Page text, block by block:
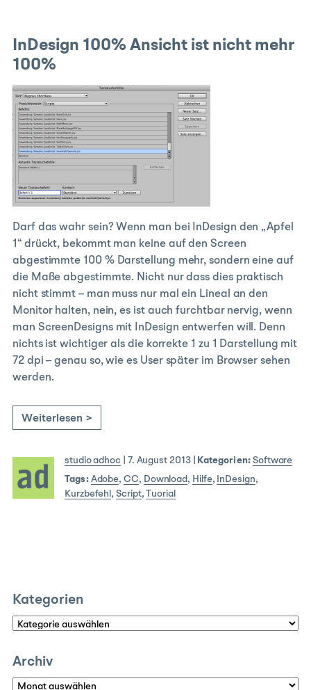
InDesign 100% Ansicht ist nicht mehr
100%
Darf das wahr sein? Wenn man bei InDesign den „Apfel
1“ drückt, bekommt man keine auf den Screen
abgestimmte 100 % Darstellung mehr, sondern eine auf
die Maße abgestimmte. Nicht nur dass dies praktisch
nicht stimmt – man muss nur mal ein Lineal an den
Monitor halten, nein, es ist auch furchtbar nervig, wenn
man ScreenDesigns mit InDesign entwerfen will. Denn
nichts ist wichtiger als die korrekte 1 zu 1 Darstellung mit
72 dpi – genau so, wie es User später im Browser sehen
werden.
Weiterlesen >
studio adhoc 7. August 2013| Kategorien: Software
Tags: Adobe,CC, Download , Hilfe, InDesign,
Kurzbefehl ,Script,Tuorial
Kategorien
Kategorien
Archiv
Archiv